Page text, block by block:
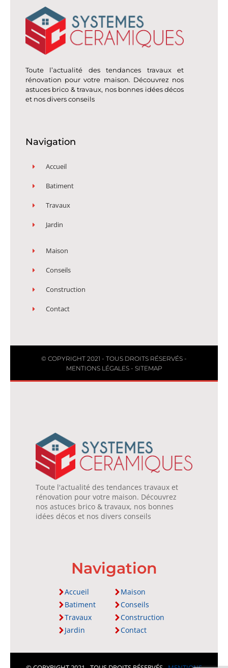
Toute l’actualité des tendances travaux et
rénovation pour votre maison. Découvrez nos
astuces brico & travaux, nos bonnes idées décos
et nos divers conseils
Navigation
Accueil
Batiment
Travaux
Jardin
Maison
Conseils
Construction
Contact
© COPYRIGHT 2021 - TOUS DROITS RÉSERVÉS -
MENTIONS LÉGALES- SITEMAP
Toute l'actualité des tendances travaux et
rénovation pour votre maison. Découvrez
nos astuces brico & travaux, nos bonnes
idées décos et nos divers conseils
Navigation
Accueil
Batiment
Travaux
Jardin
Maison
Conseils
Construction
Contact